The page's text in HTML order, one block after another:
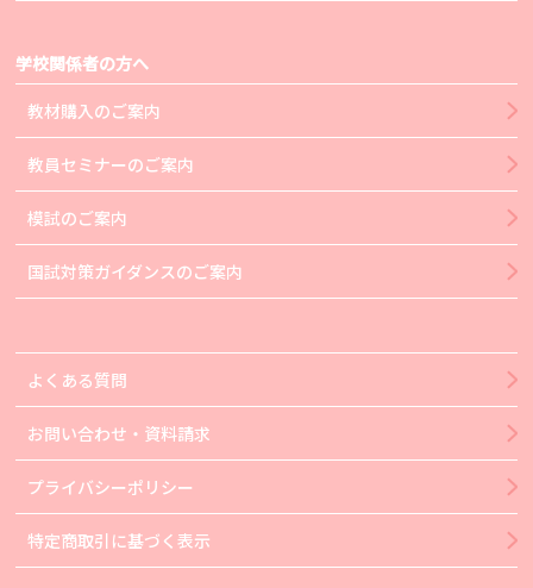
学校関係者の方へ
教材購入のご案内
教員セミナーのご案内
模試のご案内
国試対策ガイダンスのご案内
よくある質問
お問い合わせ・資料請求
プライバシーポリシー
特定商取引に基づく表示